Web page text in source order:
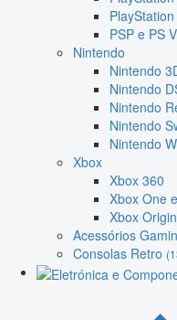
PSP e PS
Nintendo
Nintendo
Nintendo
Nintendo
Nintendo
Nintendo
Xbox
Xbox 360
Xbox One
Xbox
Acessórios
Consolas Retro